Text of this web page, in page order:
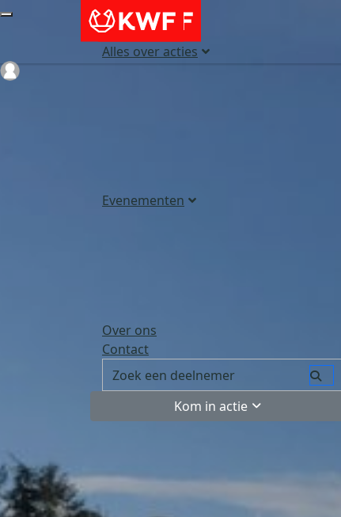
Alles over acties
Evenementen
Over ons
Contact
Kom in actie